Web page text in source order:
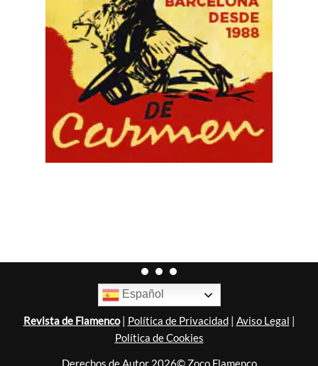
Español
Revista de Flamenco| Política de Privacidad| Aviso Legal |
Política de Cookies
Derechos de Autor 2026© Zoco Flamenco